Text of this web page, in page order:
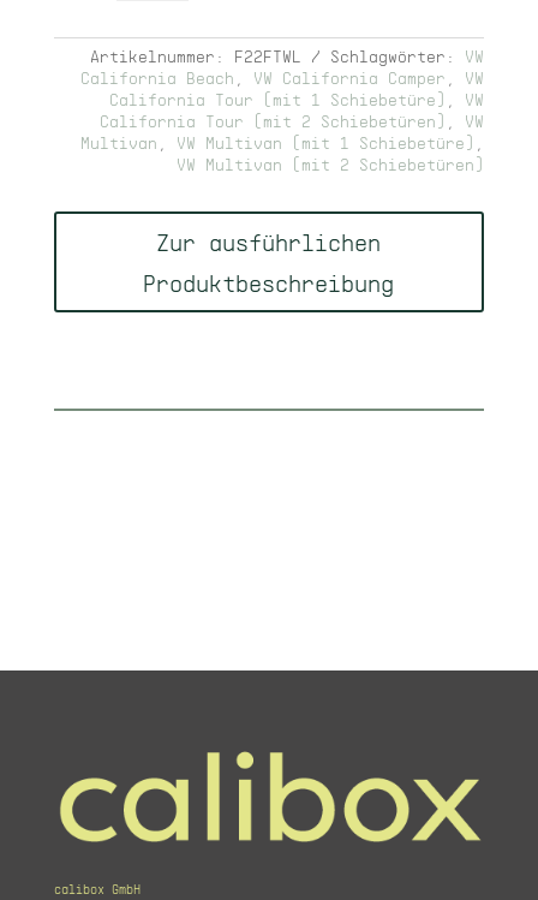
Artikelnummer: F22FTWL Schlagwörter: VW
California Beach
VW California Camper
VW
California Tour (mit 1 Schiebetüre)
VW
California Tour (mit 2 Schiebetüren)
VW
Multivan
VW Multivan (mit 1 Schiebetüre)
VW Multivan (mit 2 Schiebetüren)
Zur ausführlichen
Produktbeschreibung
calibox GmbH